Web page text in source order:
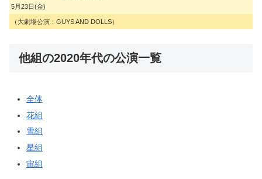
5月23日(金)
（大劇場公演：GUYS AND DOLLS）
他組の2020年代の公演一覧
全体
花組
雪組
星組
宙組